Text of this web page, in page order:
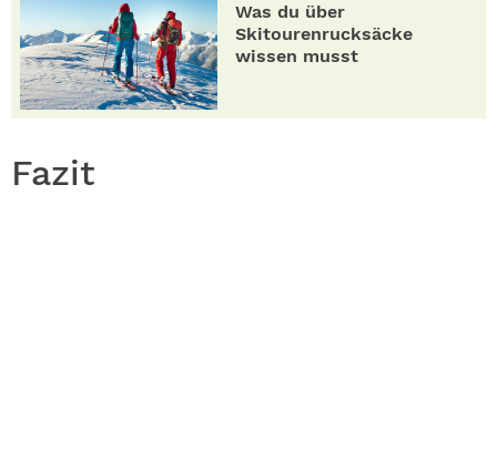
Was du über
Skitourenrucksäcke
wissen musst
Fazit